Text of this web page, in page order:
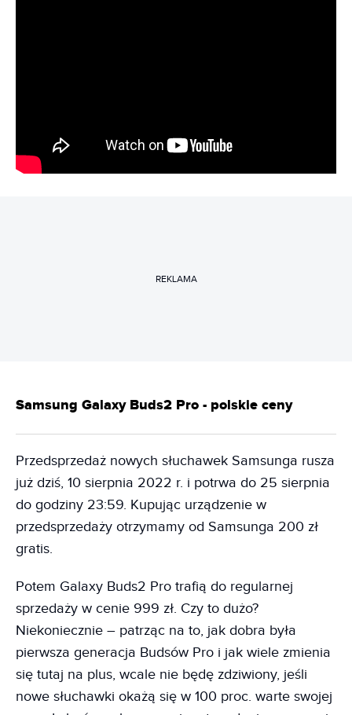
REKLAMA
Samsung Galaxy Buds2 Pro - polskie ceny
Przedsprzedaż nowych słuchawek Samsunga rusza
już dziś, 10 sierpnia 2022 r. i potrwa do 25 sierpnia
do godziny 23:59. Kupując urządzenie w
przedsprzedaży otrzymamy od Samsunga 200 zł
gratis.
Potem Galaxy Buds2 Pro trafią do regularnej
sprzedaży w cenie 999 zł. Czy to dużo?
Niekoniecznie – patrząc na to, jak dobra była
pierwsza generacja Budsów Pro i jak wiele zmienia
się tutaj na plus, wcale nie będę zdziwiony, jeśli
nowe słuchawki okażą się w 100 proc. warte swojej